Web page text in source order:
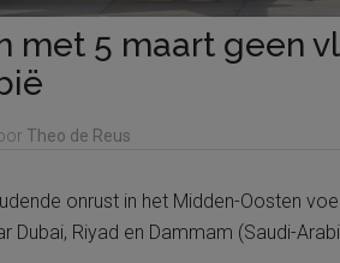
met 5 maart geen
Theo de Reus
onrust in het Midden-Oosten
Dubai, Riyad en Dammam (Saudi-